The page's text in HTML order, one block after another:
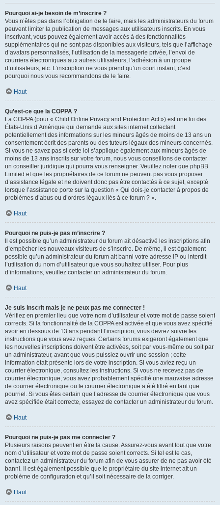
Pourquoi ai-je besoin de m’inscrire ?
Vous n’êtes pas dans l’obligation de le faire, mais les administrateurs du forum
peuvent limiter la publication de messages aux utilisateurs inscrits. En vous
inscrivant, vous pouvez également avoir accès à des fonctionnalités
supplémentaires qui ne sont pas disponibles aux visiteurs, tels que l’affichage
d’avatars personnalisés, l’utilisation de la messagerie privée, l’envoi de
courriers électroniques aux autres utilisateurs, l’adhésion à un groupe
d’utilisateurs, etc. L’inscription ne vous prend qu’un court instant, c’est
pourquoi nous vous recommandons de le faire.
Haut
Qu’est-ce que la COPPA ?
La COPPA (pour « Child Online Privacy and Protection Act ») est une loi des
États-Unis d’Amérique qui demande aux sites internet collectant
potentiellement des informations sur les mineurs âgés de moins de 13 ans un
consentement écrit des parents ou des tuteurs légaux des mineurs concernés.
Si vous ne savez pas si cette loi s’applique également aux mineurs âgés de
moins de 13 ans inscrits sur votre forum, nous vous conseillons de contacter
un conseiller juridique qui pourra vous renseigner. Veuillez noter que phpBB
Limited et que les propriétaires de ce forum ne peuvent pas vous proposer
d’assistance légale et ne doivent donc pas être contactés à ce sujet, excepté
lorsque l’assistance porte sur la question « Qui dois-je contacter à propos de
problèmes d’abus ou d’ordres légaux liés à ce forum ? ».
Haut
Pourquoi ne puis-je pas m’inscrire ?
Il est possible qu’un administrateur du forum ait désactivé les inscriptions afin
d’empêcher les nouveaux visiteurs de s’inscrire. De même, il est également
possible qu’un administrateur du forum ait banni votre adresse IP ou interdit
l’utilisation du nom d’utilisateur que vous souhaitez utiliser. Pour plus
d’informations, veuillez contacter un administrateur du forum.
Haut
Je suis inscrit mais je ne peux pas me connecter !
Vérifiez en premier lieu que votre nom d’utilisateur et votre mot de passe soient
corrects. Si la fonctionnalité de la COPPA est activée et que vous avez spécifié
avoir en dessous de 13 ans pendant l’inscription, vous devrez suivre les
instructions que vous avez reçues. Certains forums exigeront également que
les nouvelles inscriptions doivent être activées, soit par vous-même ou soit par
un administrateur, avant que vous puissiez ouvrir une session ; cette
information était présente lors de votre inscription. Si vous aviez reçu un
courrier électronique, consultez les instructions. Si vous ne recevez pas de
courrier électronique, vous avez probablement spécifié une mauvaise adresse
de courrier électronique ou le courrier électronique a été filtré en tant que
pourriel. Si vous êtes certain que l’adresse de courrier électronique que vous
avez spécifiée était correcte, essayez de contacter un administrateur du forum.
Haut
Pourquoi ne puis-je pas me connecter ?
Plusieurs raisons peuvent en être la cause. Assurez-vous avant tout que votre
nom d’utilisateur et votre mot de passe soient corrects. Si tel est le cas,
contactez un administrateur du forum afin de vous assurer de ne pas avoir été
banni. Il est également possible que le propriétaire du site internet ait un
problème de configuration et qu’il soit nécessaire de la corriger.
Haut